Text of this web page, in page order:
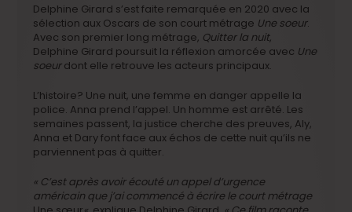
Delphine Girard s’est faite remarquée en 2020 avec la
sélection aux Oscars de son court métrage Une soeur.
Avec son premier long métrage, Quitter la nuit,
Delphine Girard poursuit la réflexion amorcée avec Une
soeurdont elle retrouve les acteurs principaux.
L’histoire? Une nuit, une femme en danger appelle la
police. Anna prend l’appel. Un homme est arrêté. Les
semaines passent, la justice cherche des preuves, Aly,
Anna et Dary font face aux échos de cette nuit qu’ils ne
parviennent pas à quitter.
« C’est après avoir écouté un appel d’urgence
américain que j’ai commencé à écrire le court métrage